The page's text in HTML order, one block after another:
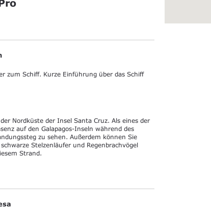
zum Schiff. Kurze Einführung über das Schiff
Nordküste der Insel Santa Cruz. Als eines der
auf den Galapagos-Inseln während des
zu sehen. Außerdem können Sie
Stelzenläufer und Regenbrachvögel
Strand.